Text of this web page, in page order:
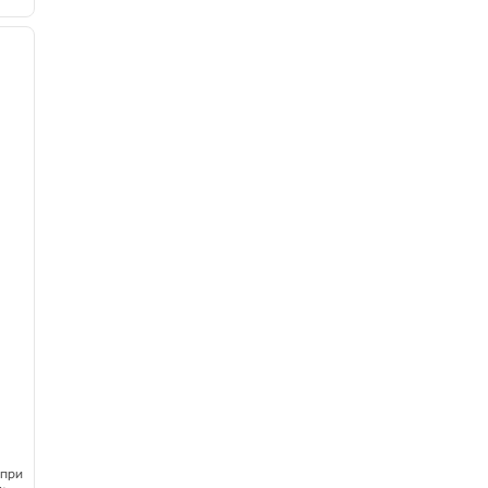
следующее изображение